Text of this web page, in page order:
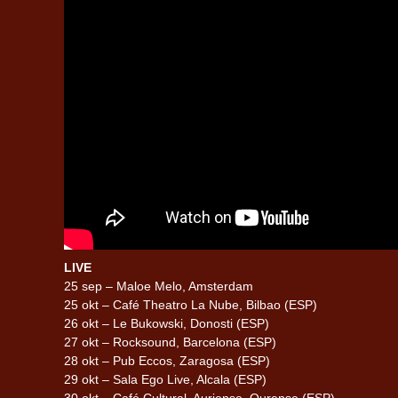
LIVE
25 sep – Maloe Melo, Amsterdam
25 okt – Café Theatro La Nube, Bilbao (ESP)
26 okt – Le Bukowski, Donosti (ESP)
27 okt – Rocksound, Barcelona (ESP)
28 okt – Pub Eccos, Zaragosa (ESP)
29 okt – Sala Ego Live, Alcala (ESP)